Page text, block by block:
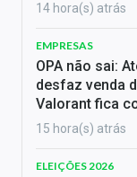
14 hora(s) atrás
EMPRESAS
OPA não sai:
desfaz venda
Valorant fica
15 hora(s) atrás
ELEIÇÕES 2026